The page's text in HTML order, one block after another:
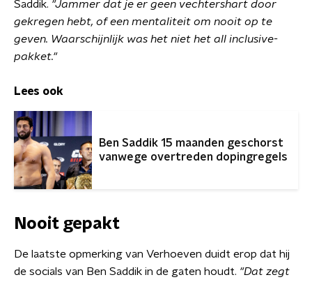
Saddik. "Jammer dat je er geen vechtershart door
gekregen hebt, of een mentaliteit om nooit op te
geven. Waarschijnlijk was het niet het all inclusive-
pakket."
Lees ook
Ben Saddik 15 maanden geschorst
vanwege overtreden dopingregels
Nooit gepakt
De laatste opmerking van Verhoeven duidt erop dat hij
de socials van Ben Saddik in de gaten houdt. "Dat zegt